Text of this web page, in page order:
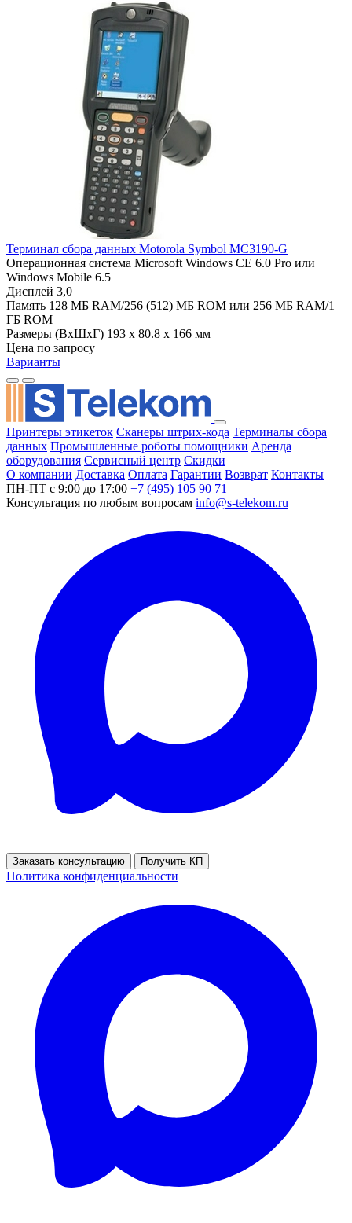
Терминал сбора данных Motorola Symbol MC3190-G
Операционная система Microsoft Windows CE 6.0 Pro или
Windows Mobile 6.5
Дисплей 3,0
Память 128 МБ RAM/256 (512) МБ ROM или 256 МБ RAM/1
ГБ ROM
Размеры (ВхШхГ) 193 x 80.8 x 166 мм
Цена по запросу
Варианты
Принтеры этикеток Сканеры штрих-кода Терминалы сбора
данных Промышленные роботы помощники Аренда
оборудования Сервисный центр Скидки
О компании Доставка Оплата Гарантии Возврат Контакты
ПН-ПТ с 9:00 до 17:00 +7 (495) 105 90 71
Консультация по любым вопросам info@s-telekom.ru
Заказать консультацию Получить КП
Политика конфиденциальности